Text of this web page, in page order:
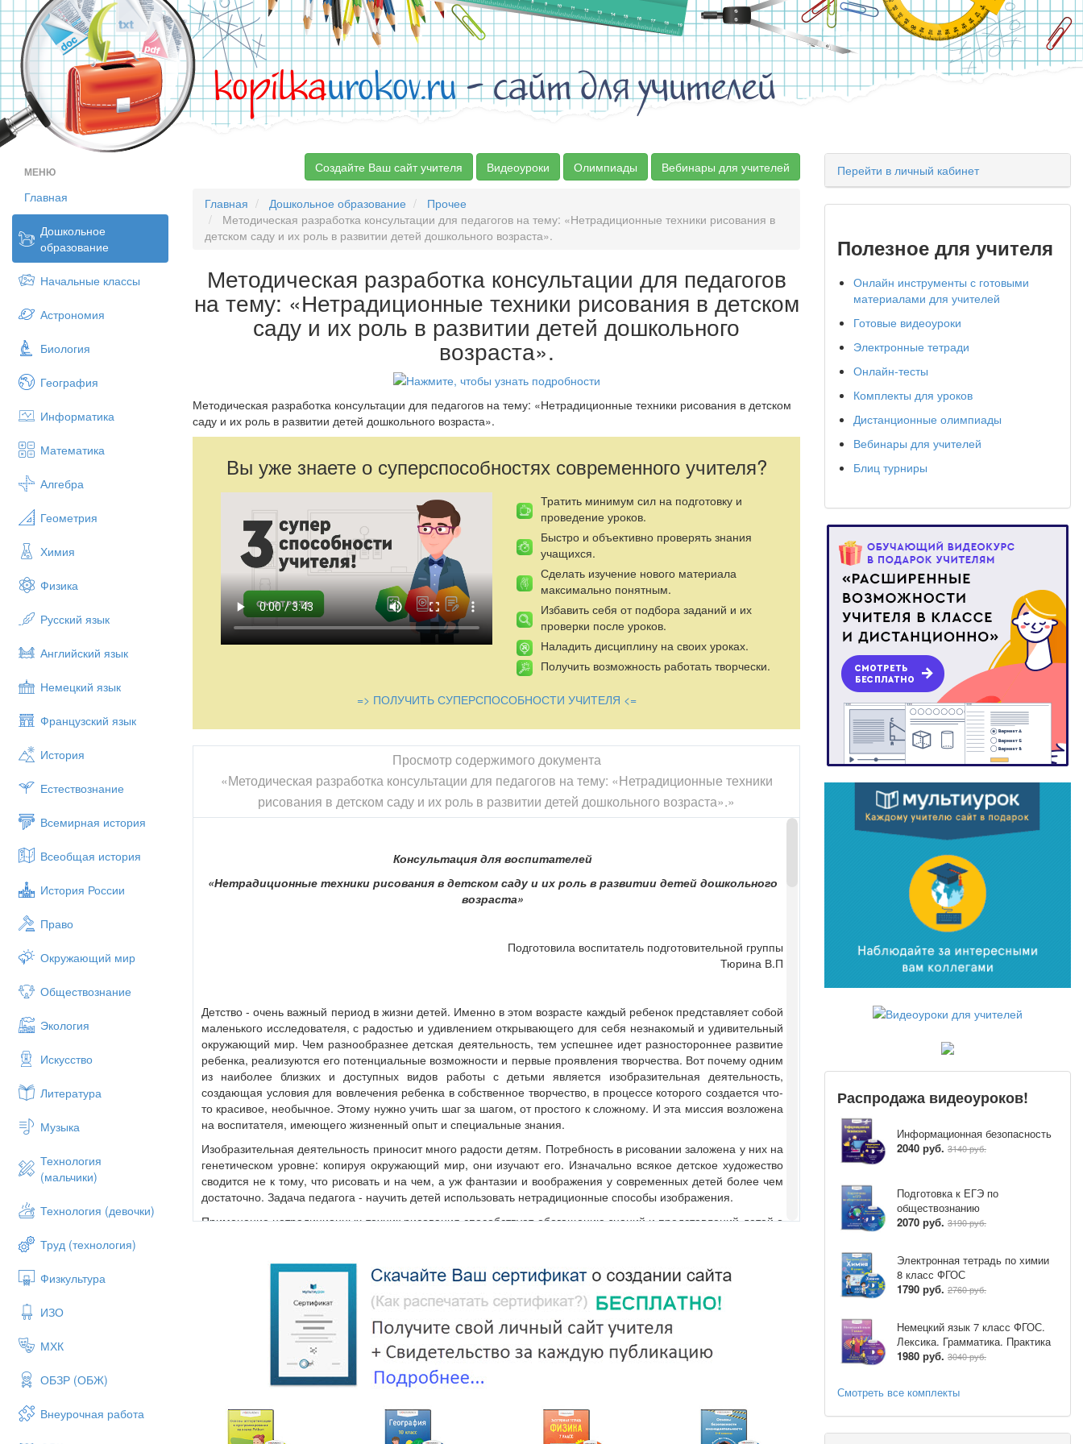
kopilkaurokov.ru- сайт для учителей
МЕНЮ
Главная
Дошкольное
образование
Начальные классы
Астрономия
Биология
География
Информатика
Математика
Алгебра
Геометрия
Химия
Физика
Русский язык
Английский язык
Немецкий язык
Французский язык
История
Естествознание
Всемирная история
Всеобщая история
История России
Право
Окружающий мир
Обществознание
Экология
Искусство
Литература
Музыка
Технология
(мальчики)
Технология (девочки)
Труд (технология)
Физкультура
ИЗО
МХК
ОБЗР (ОБЖ)
Внеурочная работа
Создайте Ваш сайт учителя Видеоуроки Олимпиады Вебинары для учителей
Главная Дошкольное образование
Прочее
Методическая разработка консультации для педагогов на тему: «Нетрадиционные техники рисования в
детском саду и их роль в развитии детей дошкольного возраста».
Методическая разработка консультации для педагогов
на тему: «Нетрадиционные техники рисования в детском
саду и их роль в развитии детей дошкольного
возраста».
Методическая разработка консультации для педагогов на тему: «Нетрадиционные техники рисования в детском
саду и их роль в развитии детей дошкольного возраста».
Вы уже знаете о суперспособностях современного учителя?
Тратить минимум сил на подготовку и
проведение уроков.
Быстро и объективно проверять знания
учащихся.
Сделать изучение нового материала
максимально понятным.
Избавить себя от подбора заданий и их
проверки после уроков.
Наладить дисциплину на своих уроках.
Получить возможность работать творчески.
=> ПОЛУЧИТЬ СУПЕРСПОСОБНОСТИ УЧИТЕЛЯ <=
Просмотр содержимого документа
«Методическая разработка консультации для педагогов на тему: «Нетрадиционные техники
рисования в детском саду и их роль в развитии детей дошкольного возраста».»
Консультация для воспитателей
«Нетрадиционные техники рисования в детском саду и их роль в развитии детей дошкольного
возраста»
Подготовила воспитатель подготовительной группы
Тюрина В.П
Детство - очень важный период в жизни детей. Именно в этом возрасте каждый ребенок представляет собой
маленького исследователя, с радостью и удивлением открывающего для себя незнакомый и удивительный
окружающий мир. Чем разнообразнее детская деятельность, тем успешнее идет разностороннее развитие
ребенка, реализуются его потенциальные возможности и первые проявления творчества. Вот почему одним
из наиболее близких и доступных видов работы с детьми является изобразительная деятельность,
создающая условия для вовлечения ребенка в собственное творчество, в процессе которого создается что-
то красивое, необычное. Этому нужно учить шаг за шагом, от простого к сложному. И эта миссия возложена
на воспитателя, имеющего жизненный опыт и специальные знания.
Изобразительная деятельность приносит много радости детям. Потребность в рисовании заложена у них на
генетическом уровне: копируя окружающий мир, они изучают его. Изначально всякое детское художество
сводится не к тому, что рисовать и на чем, а уж фантазии и воображения у современных детей более чем
достаточно. Задача педагога - научить детей использовать нетрадиционные способы изображения.
Применение нетрадиционных техник рисования способствует обогащению знаний и представлений детей о
как использовать для рисования клей и т.д. Дети знакомятся с разными способами окрашивания бумаги, в
том числе цветным клейстером, методом набрызгивания краски, узнают, что рисовать можно не только на
бумаге, но и на специальном стекле. Они пробуют рисовать ладошкой, пальцами, кулачком, ребром
ладони, получать изображения с помощью подручных средств (ниток, веревок, полых трубочек) и
природного материала (листьев деревьев). На занятиях с использованием нетрадиционной техники
изображения дошкольникам предоставляется возможность. При непосредственном контакте пальцев рук с
краской дети познают ее свойства (густоту, твердость, вязкость), а при добавлении разного количества воды
в акварель получают различные оттенки цвета. Таким образом, развиваются тактильная чувствительность,
развивается вкус к познанию нового, исследованиям, эксперименту. Дети начинают задавать вопросы
педагогу, друг другу, обогащается и активизируется их словарный запас. Как известно, дети часто копируют
Перейти в личный кабинет
Полезное для учителя
Онлайн инструменты с готовыми
материалами для учителей
Готовые видеоуроки
Электронные тетради
Онлайн-тесты
Комплекты для уроков
Дистанционные олимпиады
Вебинары для учителей
Блиц турниры
Распродажа видеоуроков!
Информационная безопасность
2040 руб. 3140 руб.
Подготовка к ЕГЭ по
обществознанию
2070 руб. 3190 руб.
Электронная тетрадь по химии
8 класс ФГОС
1790 руб. 2760 руб.
Немецкий язык 7 класс ФГОС.
Лексика. Грамматика. Практика
1980 руб. 3040 руб.
Смотреть все комплекты